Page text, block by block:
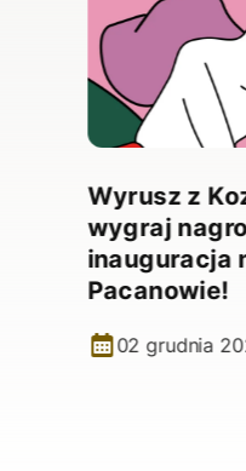
Wyrusz z
wygraj
inauguracja
Pacanowie!
02 grudnia